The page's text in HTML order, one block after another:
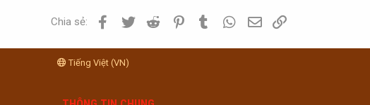
Chia sẻ: Facebook
Twitter Reddit PinterestTumblr WhatsApp
Email
Tiếng Việt (VN)